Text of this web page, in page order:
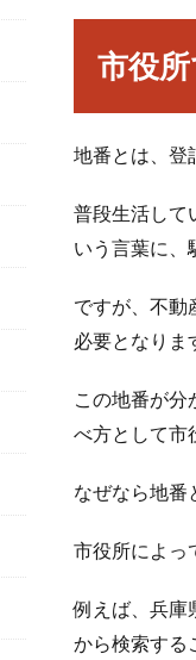
市役
地番とは、登
普段生活して
いう言葉に、
ですが、不動
必要となりま
この地番が分
べ方として市
なぜなら地番
市役所によっ
例えば、兵庫
から検索する